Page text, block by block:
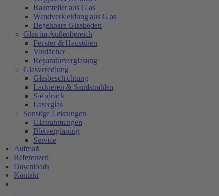
Raumteiler aus Glas
Wandverkleidung aus Glas
Begehbare Glasböden
Glas im Außenbereich
Fenster & Haustüren
Vordächer
Reparaturverglasung
Glasveredlung
Glasbeschichtung
Lackieren & Sandstrahlen
Siebdruck
Laserglas
Sonstige Leistungen
Glasrahmungen
Bleiverglasung
Service
Aufmaß
Referenzen
Downloads
Kontakt